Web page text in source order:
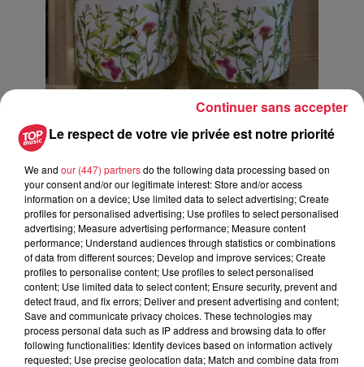
L'un des coups de coeur du moment de Lucas / @Top Music - SR
Le respect de votre vie privée est notre priorité
We and our (447) partnersdo the following data processing based on
your consent and/or our legitimate interest: Store and/or access
information on a device; Use limited data to select advertising; Create
profiles for personalised advertising; Use profiles to select personalised
advertising; Measure advertising performance; Measure content
performance; Understand audiences through statistics or combinations
of data from different sources; Develop and improve services; Create
profiles to personalise content; Use profiles to select personalised
content; Use limited data to select content; Ensure security, prevent and
detect fraud, and fix errors; Deliver and present advertising and content;
Save and communicate privacy choices. These technologies may
process personal data such as IP address and browsing data to offer
following functionalities: Identify devices based on information actively
requested; Use precise geolocation data; Match and combine data from
Continuer sans accepter